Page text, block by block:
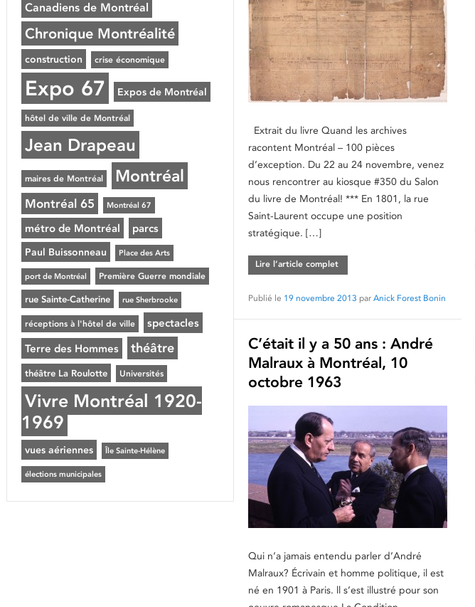
Extrait du livre Quand les archives
racontent Montréal – 100 pièces
d’exception. Du 22 au 24 novembre, venez
nous rencontrer au kiosque #350 du Salon
du livre de Montréal! *** En 1801, la rue
Saint-Laurent occupe une position
stratégique. […]
Lire l’article complet
Publié le 19 novembre 2013 par Anick Forest Bonin
C’était il y a 50 ans : André
Malraux à Montréal, 10
octobre 1963
Qui n’a jamais entendu parler d’André
Malraux? Écrivain et homme politique, il est
né en 1901 à Paris. ll s’est illustré pour son
Canadiens de Montréal
Chronique Montréalité
construction crise économique
Expo 67 Expos de Montréal
hôtel de ville de Montréal
Jean Drapeau
maires de Montréal Montréal
Montréal 65 Montréal 67
métro de Montréal parcs
Paul Buissonneau Place des Arts
port de Montréal Première Guerre mondiale
rue Sainte-Catherine rue Sherbrooke
réceptions à l'hôtel de ville
spectacles
Terre des Hommes
théâtre
théâtre La Roulotte Universités
Vivre Montréal 1920-
1969
vues aériennes Île Sainte-Hélène
élections municipales